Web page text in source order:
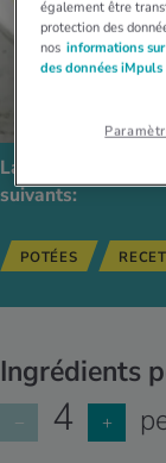
La recette est
suivants:
POTÉES
Ingrédients
− 4 +
également être
protection des
nos informations
des données iMpuls